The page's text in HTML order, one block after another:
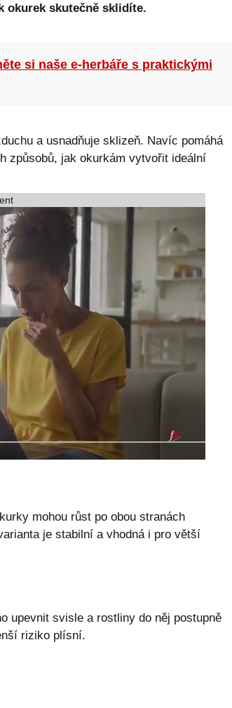
okurek skutečně sklidíte.
si naše e-herbáře s praktickými
a usnadňuje sklizeň. Navíc pomáhá
způsobů, jak okurkám vytvořit ideální
mohou růst po obou stranách
je stabilní a vhodná i pro větší
upevnit svisle a rostliny do něj postupně
riziko plísní.